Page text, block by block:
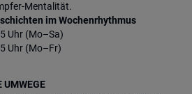
Mentalität.
im Wochenrhythmus
Uhr (Mo–Sa)
Uhr (Mo–Fr)
UMWEGE